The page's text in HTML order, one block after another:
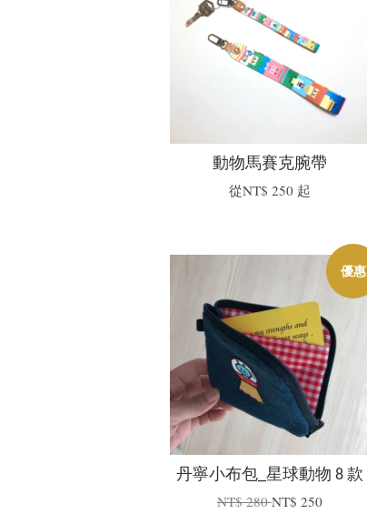
動物馬賽克腕帶
從NT$ 250 起
優惠
丹寧小布包_星球動物 8 款
NT$ 280NT$ 250